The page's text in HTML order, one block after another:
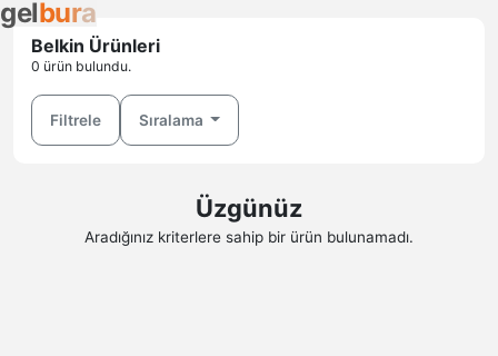
gelbura
Belkin Ürünleri
0 ürün bulundu.
Filtrele Sıralama
Üzgünüz
Aradığınız kriterlere sahip bir ürün bulunamadı.